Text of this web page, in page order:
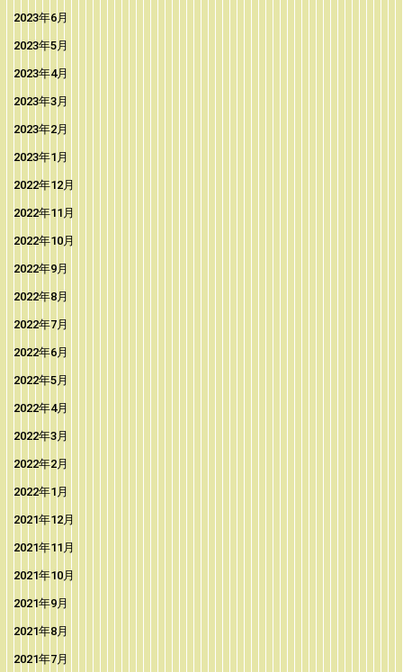
2023年6月
2023年5月
2023年4月
2023年3月
2023年2月
2023年1月
2022年12月
2022年11月
2022年10月
2022年9月
2022年8月
2022年7月
2022年6月
2022年5月
2022年4月
2022年3月
2022年2月
2022年1月
2021年12月
2021年11月
2021年10月
2021年9月
2021年8月
2021年7月